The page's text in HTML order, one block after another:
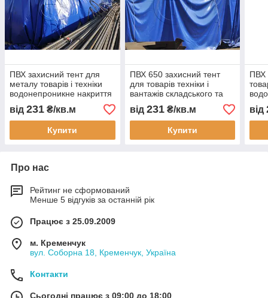
ПВХ захисний тент для
металу товарів і техніки
водонепроникне накриття
для бізнесу складського
зберігання
від 231 ₴/кв.м
Купити
ПВХ 650 захисний тент
для товарів техніки і
вантажів складського та
логістичного зберігання
накриття від дощу снігу і
сонця
від 231₴/кв.м
Купити
ПВХ
від
Про нас
Рейтинг не сформований
Менше 5 відгуків за останній рік
Працює з 25.09.2009
м. Кременчук
вул. Соборна 18, Кременчук, Україна
Контакти
Сьогодні працює з 09:00 до 18:00